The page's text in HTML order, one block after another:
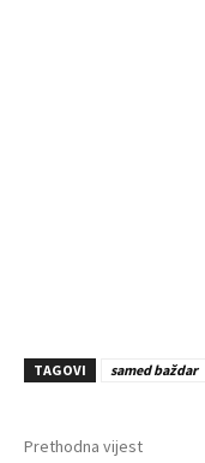
TAGOVI samed baždar
Prethodna vijest